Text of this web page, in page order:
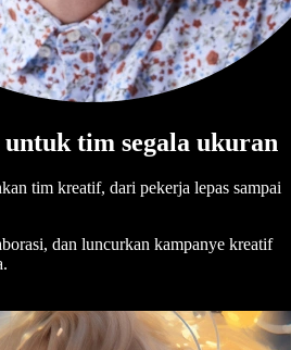
untuk tim segala ukuran
tim kreatif, dari pekerja lepas sampai
dan luncurkan kampanye kreatif